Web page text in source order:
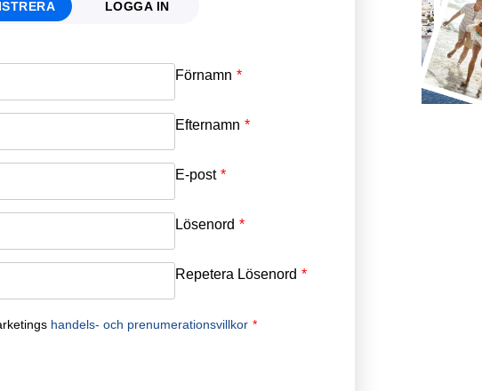
LOGGA IN
Förnamn *
Efternamn *
E-post *
Lösenord *
Repetera Lösenord *
handels- och prenumerationsvillkor *
Email
Password